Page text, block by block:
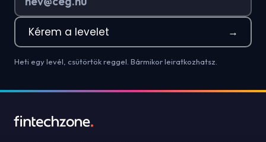
Kérem a levelet →
Heti egy levél, csütörtök reggel. Bármikor leiratkozhatsz.